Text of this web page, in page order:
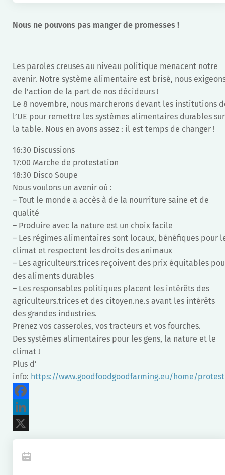
Nous ne pouvons pas manger de promesses !
Les paroles creuses au niveau politique menacent notre
avenir. Notre système alimentaire est brisé, nous
de l’action de la part de nos décideurs !
Le 8 novembre, nous marcherons devant les institutions
l’UE pour remettre les systèmes alimentaires durables sur
la table. Nous en avons assez : il est temps de changer !
16:30 Discussions
17:00 Marche de protestation
18:30 Disco Soupe
Nous voulons un avenir où :
– Tout le monde a accès à de la nourriture saine et de
qualité
– Produire avec la nature est un choix facile
– Les régimes alimentaires sont locaux, bénéfiques pour
climat et respectent les droits des animaux
– Les agriculteurs.trices reçoivent des prix équitables
des aliments durables
– Les responsables politiques placent les intérêts des
agriculteurs.trices et des citoyen.ne.s avant les intérêts
des grandes industries.
Prenez vos casseroles, vos tracteurs et vos fourches.
Des systèmes alimentaires pour les gens, la nature et le
climat !
Plus d’
info: https://www.goodfoodgoodfarming.eu/home/
Facebook
LinkedIn
X